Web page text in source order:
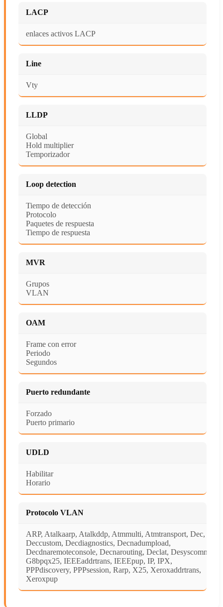
LACP
enlaces activos LACP
Line
Vty
LLDP
Global
Hold multiplier
Temporizador
Loop detection
Tiempo de detección
Protocolo
Paquetes de respuesta
Tiempo de respuesta
MVR
Grupos
VLAN
OAM
Frame con error
Periodo
Segundos
Puerto redundante
Forzado
Puerto primario
UDLD
Habilitar
Horario
Protocolo VLAN
ARP, Atalkaarp, Atalkddp, Atmmulti, Atmtransport, Dec,
Deccustom, Decdiagnostics, Decnadumpload,
Decdnaremoteconsole, Decnarouting, Declat, Desyscomn,
G8bpqx25, IEEEaddrtrans, IEEEpup, IP, IPX,
PPPdiscovery, PPPsession, Rarp, X25, Xeroxaddrtrans,
Xeroxpup